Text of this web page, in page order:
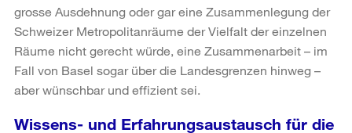
grosse Ausdehnung oder gar eine Zusammenlegung der
Schweizer Metropolitanräume der Vielfalt der einzelnen
Räume nicht gerecht würde, eine Zusammenarbeit – im
Fall von Basel sogar über die Landesgrenzen hinweg –
aber wünschbar und effizient sei.
Wissens- und Erfahrungsaustausch für die